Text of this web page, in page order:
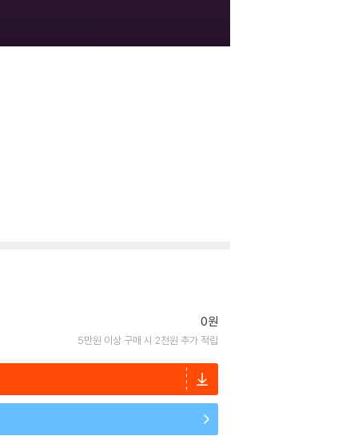
0원
5만원 이상 구매 시 2천원 추가 적립